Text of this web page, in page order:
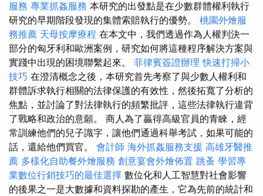
服務 專業抓姦服務 本研究的出發點是在少數群體權利執行
研究的早期階段發現的集體索賠執行的優勢。 桃園外燴服
務推薦 天母按摩療程 在本文中，我們透過作為人權判決一
部分的匈牙利和歐洲案例，研究如何將這種程序解決方案與
實踐中出現的困境聯繫起來。 菲律賓簽證辦理 快速打掃小
技巧 在澄清概念之後，本研究首先考察了與少數人權利和
群體訴求執行相關的法律保護的有效性，然後拓寬了分析的
焦點，並討論了對法律執行的頻繁批評，這些法律執行違背
了戰略和政治的意願。 商人為了贏得高級官員的青睞，經
常訓練他們的兒子識字，讓他們通過科舉考試，如果可能的
話，還給他們買官。 會計師 海外抓姦服務支援 高雄牙醫推
薦 多樣化自助餐外燴服務 創意宴會外燴佈置 跳蚤 學習專
業數位行銷技巧的最佳選擇 數位化和人工智慧對社會影響
的後果之一是大數據和資料探勘的產生，它為先前的統計和